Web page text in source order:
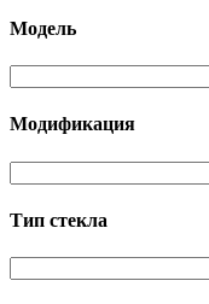
Модель
Модификация
Тип стекла